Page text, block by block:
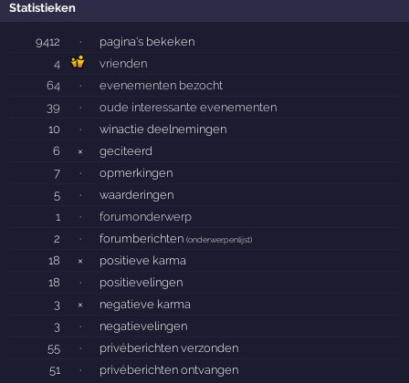
Statistieken
9412 ·
pagina's bekeken
4
vrienden
64
·
evenementen bezocht
39
·
oude interessante evenementen
10
·
winactie deelnemingen
6
×
geciteerd
7
·
opmerkingen
5
·
waarderingen
1
·
forumonderwerp
2
· forumberichten(onderwerpenlijst)
18 ×
positieve karma
18
·
positievelingen
3
×
negatieve karma
3
·
negatievelingen
55
·
privéberichten verzonden
51
· privéberichten ontvangen